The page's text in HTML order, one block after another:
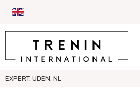
EXPERT, UDEN, NL